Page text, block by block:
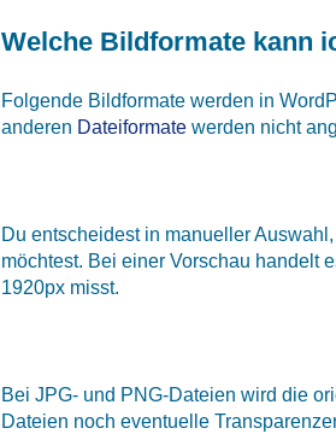
Welche Bildformate kann
Folgende Bildformate werden in
anderen Dateiformatewerden nicht
Du entscheidest in manueller
möchtest. Bei einer Vorschau handelt
1920px misst.
Bei JPG- und PNG-Dateien wird die
Dateien noch eventuelle